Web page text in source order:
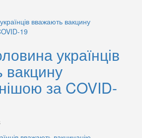
українців
за COVID-